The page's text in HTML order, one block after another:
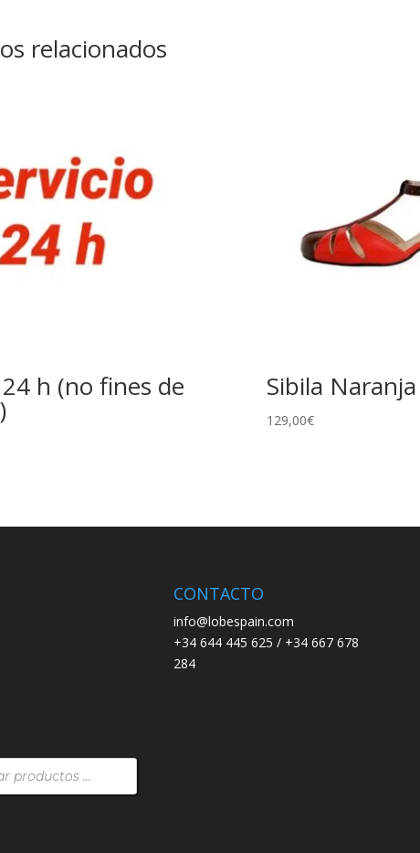
relacionados
h (no fines de Sibila Naranja
129,00€
CONTACTO
info@lobespain.com
+34 644 445 625 / +34 667 678
284